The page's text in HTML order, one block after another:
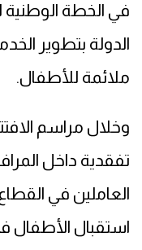
في الخطة الوطنية
الدولة بتطوير
ملائمة للأطفال.
وخلال مراسم
تفقدية داخل
العاملين في
استقبال الأطفال